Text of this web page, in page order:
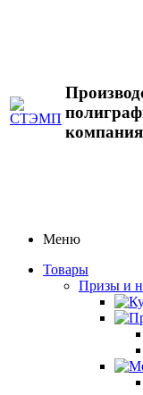
компания
Меню
Товары
Призы и